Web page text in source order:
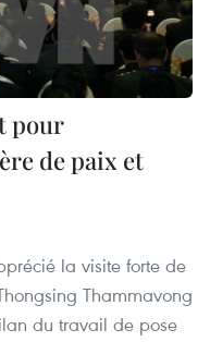
pour
de paix et
la visite forte de
Thammavong
du travail de pose